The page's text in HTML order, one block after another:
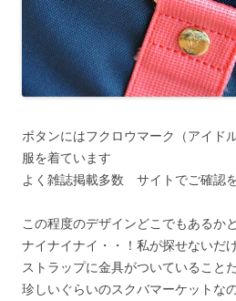
ボタンにはフクロウマーク（アイド
服を着ています
よく雑誌掲載多数 サイトでご確
この程度のデザインどこでもあるか
ナイナイナイ・・！私が探せないだ
ストラップに金具がついていること
珍しいぐらいのスクバマーケットなの